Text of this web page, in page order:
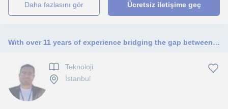
daha fazlasını gör Ücretsiz iletişime geç
With over 11 years of experience bridging the gap between high-level IT infrastructure management and innovative educational techn
Teknoloji
İstanbul